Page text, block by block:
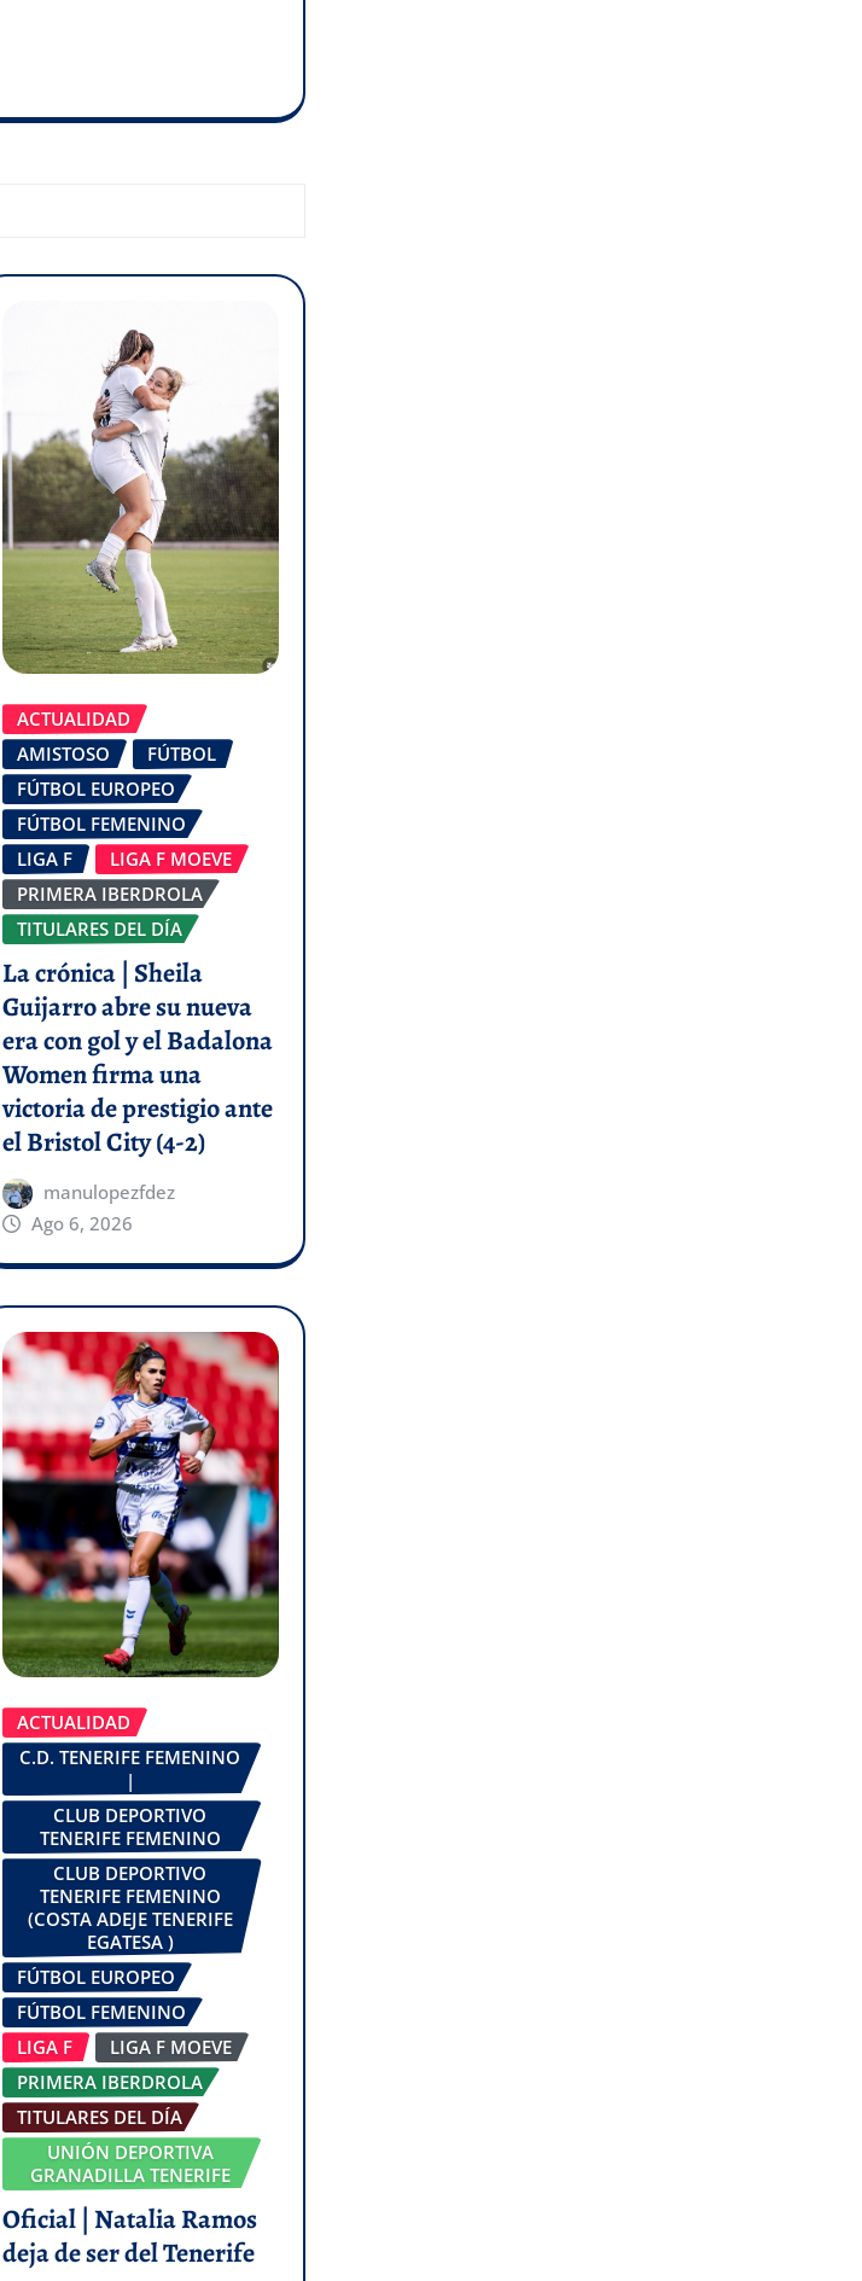
ACTUALIDAD
AMISTOSO
FÚTBOL
FÚTBOL EUROPEO
FÚTBOL FEMENINO
LIGA F
LIGA F MOEVE
PRIMERA IBERDROLA
TITULARES DEL DÍA
La crónica | Sheila
Guijarro abre su nueva
era con gol y el Badalona
Women firma una
victoria de prestigio ante
el Bristol City (4-2)
manulopezfdez
Ago 6, 2026
ACTUALIDAD
C.D. TENERIFE FEMENINO
|
CLUB DEPORTIVO
TENERIFE FEMENINO
CLUB DEPORTIVO
TENERIFE FEMENINO
(COSTA ADEJE TENERIFE
EGATESA )
FÚTBOL EUROPEO
FÚTBOL FEMENINO
LIGA F
LIGA F MOEVE
PRIMERA IBERDROLA
TITULARES DEL DÍA
UNIÓN DEPORTIVA
GRANADILLA TENERIFE
Oficial | Natalia Ramos
deja de ser del Tenerife